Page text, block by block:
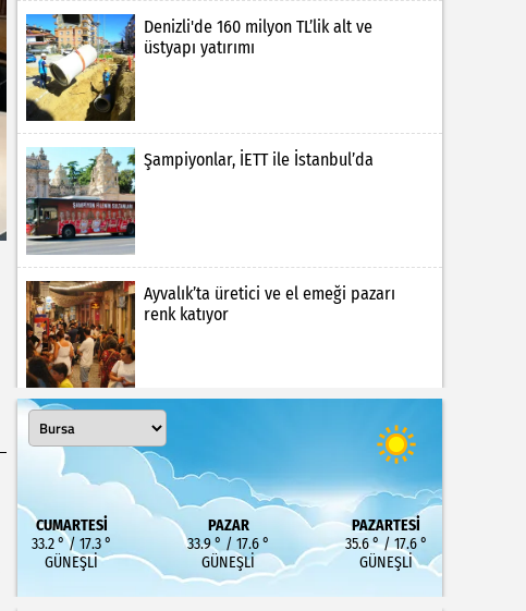
Denizli'de 160 milyon TL’lik alt ve
üstyapı yatırımı
Şampiyonlar, İETT ile İstanbul’da
Ayvalık’ta üretici ve el emeği pazarı
renk katıyor
CUMARTESI
33.2 ° / 17.3 °
GÜNEŞLI
PAZAR
33.9 ° / 17.6 °
GÜNEŞLI
PAZARTESI
35.6 ° / 17.6 °
GÜNEŞLI